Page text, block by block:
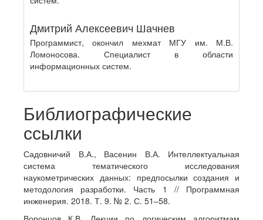
Дмитрий Алексеевич Шачнев
Программист, окончил мехмат МГУ им. М.В.
Ломоносова. Специалист в области
информационных систем.
Библиографические
ссылки
Садовничий В.А., Васенин В.А. Интеллектуальная
система тематического исследования
наукометрических данных: предпосылки создания и
методология разработки. Часть 1 // Программная
инженерия. 2018. Т. 9. № 2. С. 51–58.